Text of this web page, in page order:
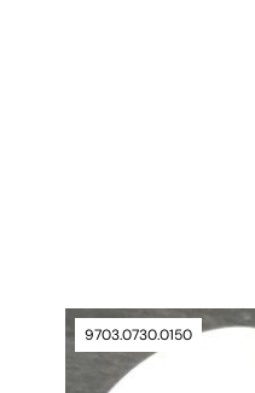
verfügbar
9703.0730.0150